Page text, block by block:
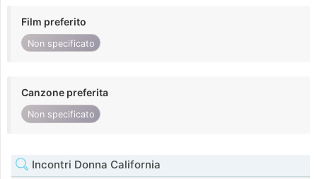
Film preferito
Non specificato
Canzone preferita
Non specificato
Incontri Donna California